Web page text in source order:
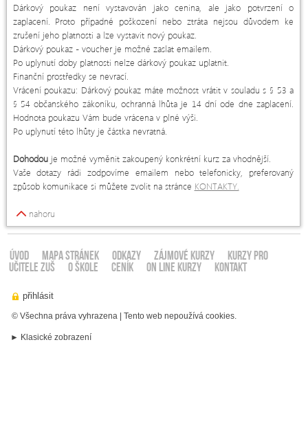
Dárkový poukaz není vystavován jako cenina, ale jako potvrzení o
zaplacení. Proto případné poškození nebo ztráta nejsou důvodem ke
zrušení jeho platnosti a lze vystavit nový poukaz.
Dárkový poukaz - voucher je možné zaslat emailem.
Po uplynutí doby platnosti nelze dárkový poukaz uplatnit.
Finanční prostředky se nevrací.
Vrácení poukazu: Dárkový poukaz máte možnost vrátit v souladu s § 53 a
§ 54 občanského zákoníku, ochranná lhůta je 14 dní ode dne zaplacení.
Hodnota poukazu Vám bude vrácena v plné výši.
Po uplynutí této lhůty je částka nevratná.
Dohodouje možné vyměnit zakoupený konkrétní kurz za vhodnější.
Vaše dotazy rádi zodpovíme emailem nebo telefonicky, preferovaný
způsob komunikace si můžete zvolit na stránce KONTAKTY.
nahoru
ÚVOD Mapa stránek Odkazy ZÁJMOVÉ KURZY
KURZY PRO
UČITELE ZUŠ
O ŠKOLE CENÍK ON LINE KURZY KONTAKT
© Všechna práva vyhrazena | Tento web nepoužívá cookies.